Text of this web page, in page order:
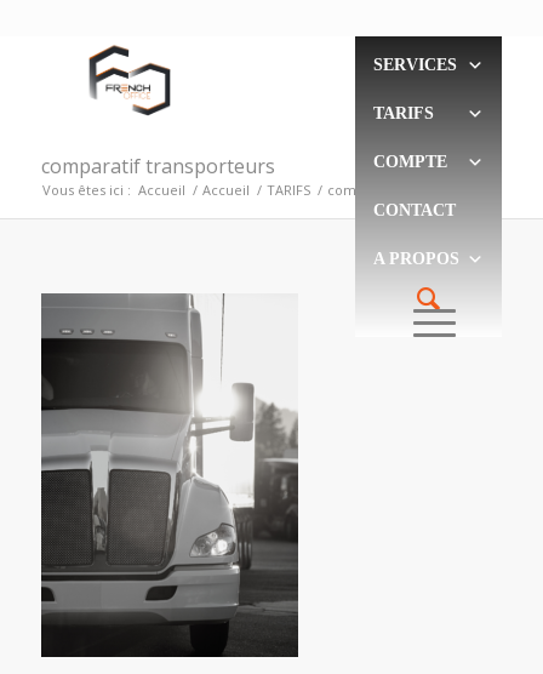
SERVICES
TARIFS
COMPTE
CONTACT
A PROPOS
comparatif transporteurs
Vous êtes ici : Accueil / Accueil / TARIFS / comparatif transporteurs